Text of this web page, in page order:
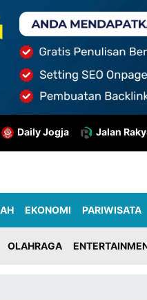
Daily Jogja Jalan
EKONOMI PARIWISATA
OLAHRAGA